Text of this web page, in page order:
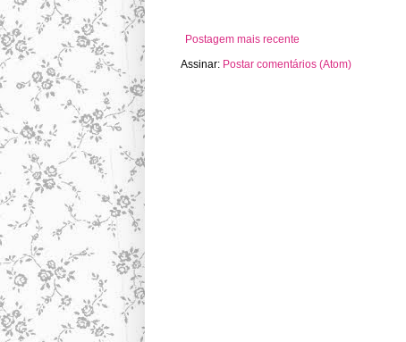
Postagem mais recente
Assinar: Postar comentários (Atom)